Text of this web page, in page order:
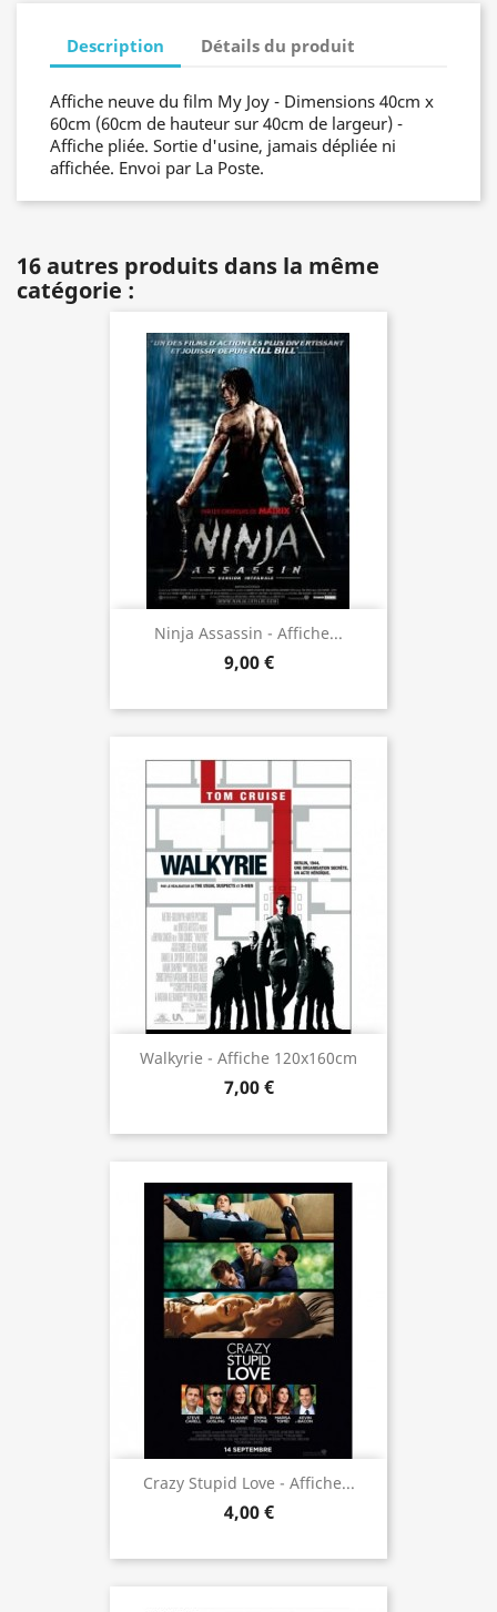
Description Détails du produit
Affiche neuve du film My Joy - Dimensions 40cm x
60cm (60cm de hauteur sur 40cm de largeur) -
Affiche pliée. Sortie d'usine, jamais dépliée ni
affichée. Envoi par La Poste.
16 autres produits dans la même
catégorie :
Ninja Assassin - Affiche...
9,00 €
Walkyrie - Affiche 120x160cm
7,00 €
Crazy Stupid Love - Affiche...
4,00 €